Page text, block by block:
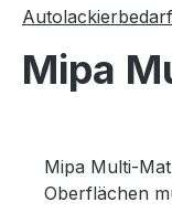
Autolackierbedarf
Mipa
Mipa Multi-
Oberflächen